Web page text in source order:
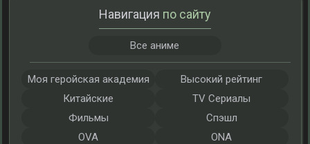
Навигация по сайту
Все аниме
Моя геройская академия
Высокий рейтинг
Китайские
TV Сериалы
Фильмы
Спэшл
OVA
ONA